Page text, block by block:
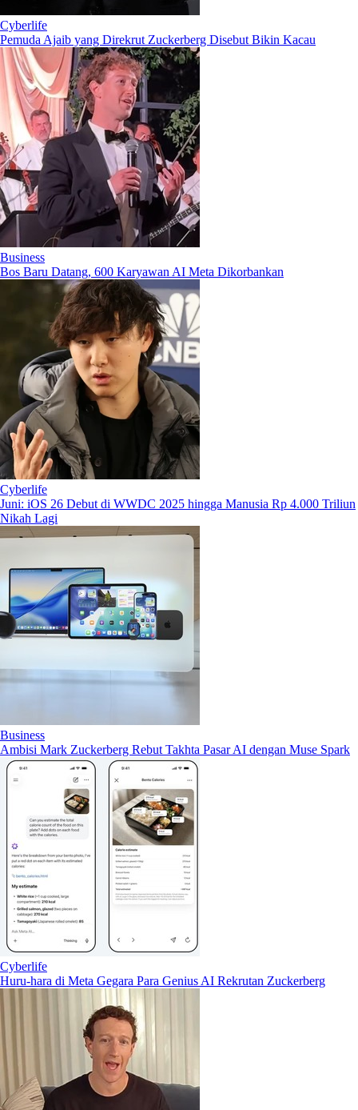
Cyberlife
Pemuda Ajaib yang Direkrut Zuckerberg Disebut Bikin Kacau
Business
Bos Baru Datang, 600 Karyawan AI Meta Dikorbankan
Cyberlife
Juni: iOS 26 Debut di WWDC 2025 hingga Manusia Rp 4.000 Triliun
Nikah Lagi
Business
Ambisi Mark Zuckerberg Rebut Takhta Pasar AI dengan Muse Spark
Cyberlife
Huru-hara di Meta Gegara Para Genius AI Rekrutan Zuckerberg